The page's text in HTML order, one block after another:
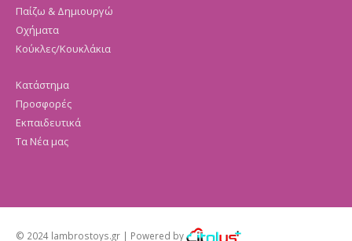
Παίζω & Δημιουργώ
Οχήματα
Κούκλες/Κουκλάκια
Κατάστημα
Προσφορές
Εκπαιδευτικά
Τα Νέα μας
© 2024 lambrostoys.gr | Powered by